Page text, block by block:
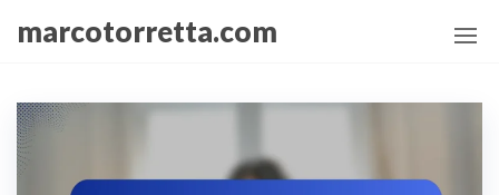
content
marcotorretta.com